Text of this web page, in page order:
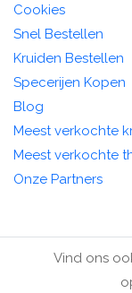
Cookies
Snel Bestellen
Kruiden Bestellen
Specerijen Kopen
Blog
Meest verkochte
Meest verkochte
Onze Partners
Vind ons